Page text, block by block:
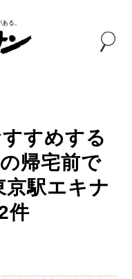
る。
すめする
帰宅前で
京駅エキナ
件